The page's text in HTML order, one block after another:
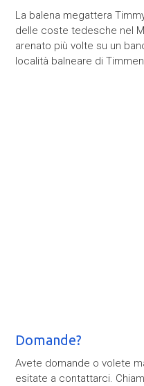
La balena megattera
delle coste tedesche nel
arenato più volte su un
località balneare di
Domande?
Avete domande o volete
esitate a contattarci.